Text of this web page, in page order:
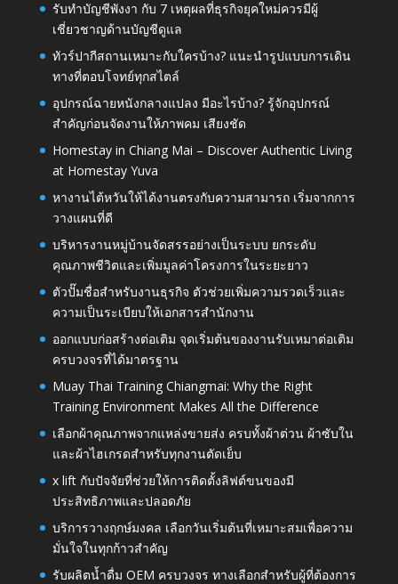
รับทำบัญชีพังงา กับ 7 เหตุผลที่ธุรกิจยุคใหม่ควรมีผู้
เชี่ยวชาญด้านบัญชีดูแล
ทัวร์ปากีสถานเหมาะกับใครบ้าง? แนะนำรูปแบบการเดิน
ทางที่ตอบโจทย์ทุกสไตล์
อุปกรณ์ฉายหนังกลางแปลง มีอะไรบ้าง? รู้จักอุปกรณ์
สำคัญก่อนจัดงานให้ภาพคม เสียงชัด
Homestay in Chiang Mai – Discover Authentic Living
at Homestay Yuva
หางานไต้หวันให้ได้งานตรงกับความสามารถ เริ่มจากการ
วางแผนที่ดี
บริหารงานหมู่บ้านจัดสรรอย่างเป็นระบบ ยกระดับ
คุณภาพชีวิตและเพิ่มมูลค่าโครงการในระยะยาว
ตัวปั๊มชื่อสำหรับงานธุรกิจ ตัวช่วยเพิ่มความรวดเร็วและ
ความเป็นระเบียบให้เอกสารสำนักงาน
ออกแบบก่อสร้างต่อเติม จุดเริ่มต้นของงานรับเหมาต่อเติม
ครบวงจรที่ได้มาตรฐาน
Muay Thai Training Chiangmai: Why the Right
Training Environment Makes All the Difference
เลือกผ้าคุณภาพจากแหล่งขายส่ง ครบทั้งผ้าต่วน ผ้าซับใน
และผ้าไฮเกรดสำหรับทุกงานตัดเย็บ
x lift กับปัจจัยที่ช่วยให้การติดตั้งลิฟต์ขนของมี
ประสิทธิภาพและปลอดภัย
บริการวางฤกษ์มงคล เลือกวันเริ่มต้นที่เหมาะสมเพื่อความ
มั่นใจในทุกก้าวสำคัญ
รับผลิตน้ำดื่ม OEM ครบวงจร ทางเลือกสำหรับผู้ที่ต้องการ